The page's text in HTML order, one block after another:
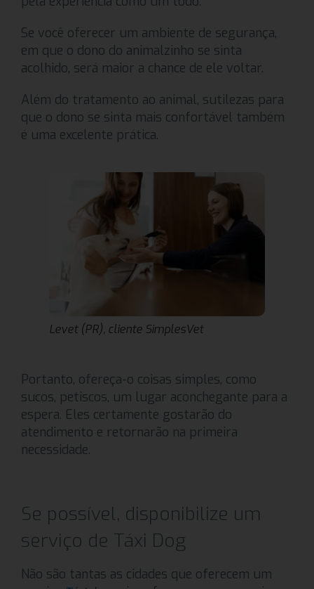
Se você oferecer um ambiente de segurança,
em que o dono do animalzinho se sinta
acolhido, será maior a chance de ele voltar.
Além do tratamento ao animal, sutilezas para
que o dono se sinta mais confortável também
é uma excelente prática.
Levet (PR), cliente SimplesVet
Portanto, ofereça-o coisas simples, como
sucos, petiscos, um lugar aconchegante para a
espera. Eles certamente gostarão do
atendimento e retornarão na primeira
necessidade.
Se possível, disponibilize um
serviço de Táxi Dog
Não são tantas as cidades que oferecem um